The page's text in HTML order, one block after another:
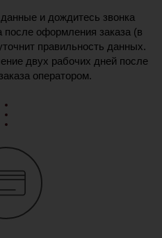
и дождитесь звонка
после оформления заказа (в
правильность данных.
двух рабочих дней после
оператором.